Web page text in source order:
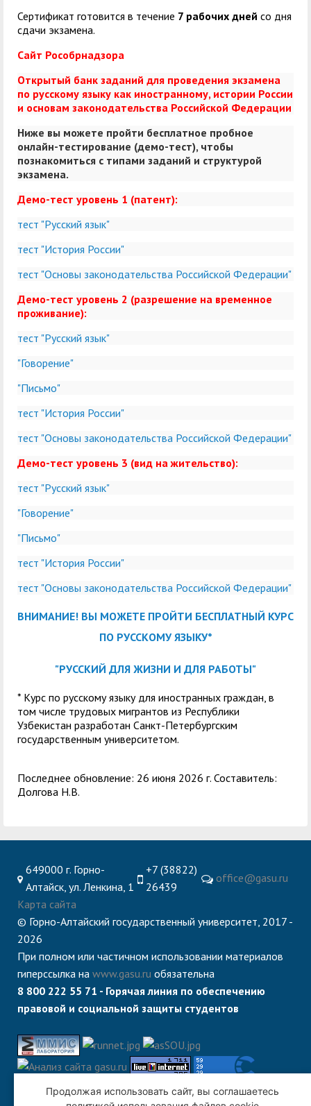
Сертификат готовится в течение 7 рабочих дней со дня
сдачи экзамена.
Сайт Рособрнадзора
Открытый банк заданий для проведения экзамена
по русскому языку как иностранному, истории России
и основам законодательства Российской Федерации
Ниже вы можете пройти бесплатное пробное
онлайн-тестирование (демо-тест), чтобы
познакомиться с типами заданий и структурой
экзамена.
Демо-тест уровень 1 (патент):
тест "Русский язык"
тест "История России"
тест "Основы законодательства Российской Федерации"
Демо-тест уровень 2 (разрешение на временное
проживание):
тест "Русский язык"
"Говорение"
"Письмо"
тест "История России"
тест "Основы законодательства Российской Федерации"
Демо-тест уровень 3 (вид на жительство):
тест "Русский язык"
"Говорение"
"Письмо"
тест "История России"
тест "Основы законодательства Российской Федерации"
ВНИМАНИЕ! ВЫ МОЖЕТЕ ПРОЙТИ БЕСПЛАТНЫЙ КУРС
ПО РУССКОМУ ЯЗЫКУ*
"РУССКИЙ ДЛЯ ЖИЗНИ И ДЛЯ РАБОТЫ"
* Курс по русскому языку для иностранных граждан, в
том числе трудовых мигрантов из Республики
Узбекистан разработан Санкт-Петербургским
государственным университетом.
Последнее обновление: 26 июня 2026 г. Составитель:
Долгова Н.В.
649000 г. Горно-
Алтайск, ул. Ленкина, 1
+7 (38822)
26439
office@gasu.ru
Карта сайта
© Горно-Алтайский государственный университет, 2017 -
2026
При полном или частичном использовании материалов
гиперссылка на www.gasu.ru обязательна
8 800 222 55 71 - Горячая линия по обеспечению
правовой и социальной защиты студентов
Продолжая использовать сайт, вы соглашаетесь